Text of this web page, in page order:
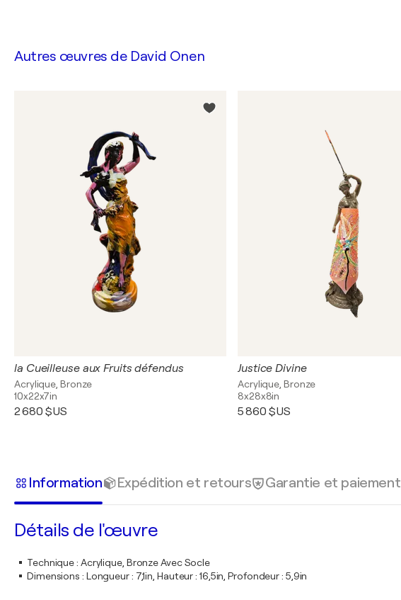
Autres œuvres de David Onen
la Cueilleuse aux Fruits défendus
Acrylique, Bronze
10x22x7in
2 680 $US
Justice Divine
Acrylique, Bronze
8x28x8in
5 860 $US
Information Expédition et retours Garantie et paiement
Détails de l'œuvre
Technique: Acrylique, Bronze Avec Socle
Dimensions : Longueur : 7,1in, Hauteur : 16,5in, Profondeur : 5,9in